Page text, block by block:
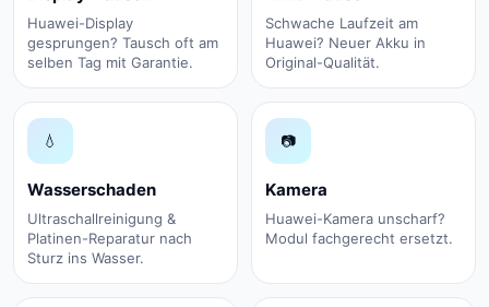
Huawei-Display
gesprungen? Tausch oft am
selben Tag mit Garantie.
Schwache Laufzeit am
Huawei? Neuer Akku in
Original-Qualität.
💧
Wasserschaden
Ultraschallreinigung &
Platinen-Reparatur nach
Sturz ins Wasser.
📷
Kamera
Huawei-Kamera unscharf?
Modul fachgerecht ersetzt.